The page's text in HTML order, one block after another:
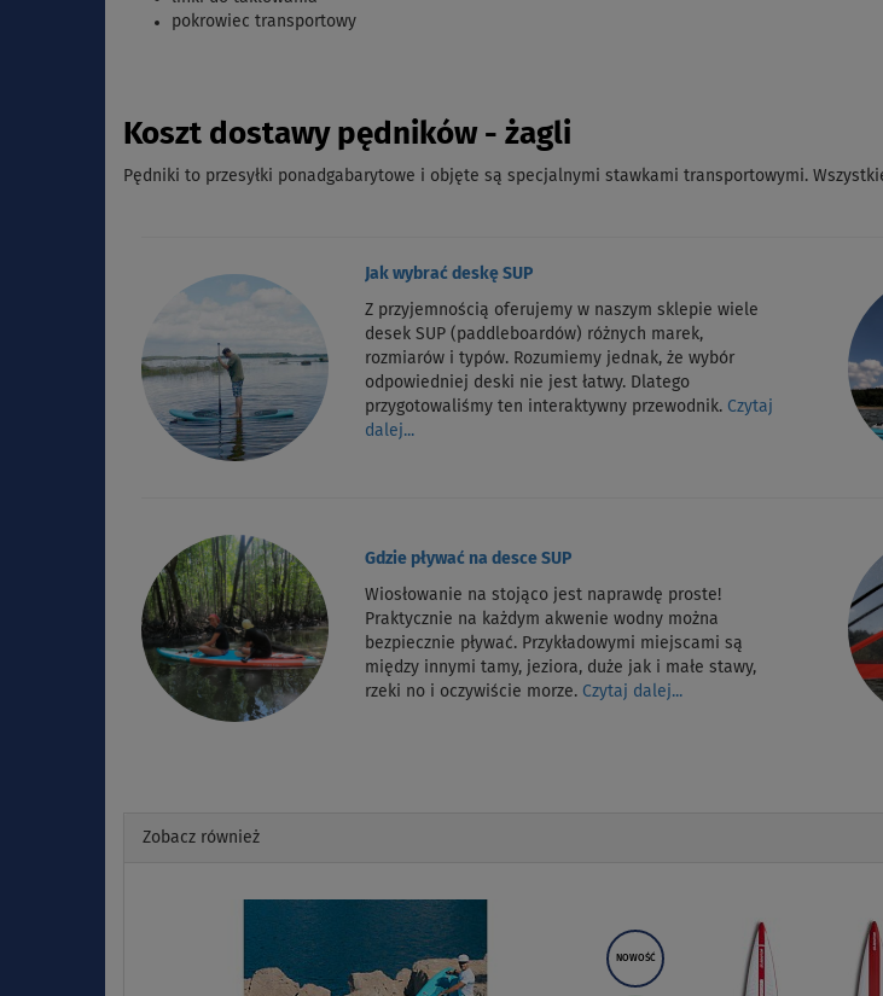
pokrowiec transportowy
Koszt dostawy pędników - żagli
Pędniki to przesyłki ponadgabarytowe i objęte są specjalnymi stawkami transportowymi.
Jak wybrać deskę SUP
Z przyjemnością oferujemy w naszym sklepie wiele
desek SUP (paddleboardów) różnych marek,
rozmiarów i typów. Rozumiemy jednak, że wybór
odpowiedniej deski nie jest łatwy. Dlatego
przygotowaliśmy ten interaktywny przewodnik. Czytaj
dalej...
Gdzie pływać na desce SUP
Wiosłowanie na stojąco jest naprawdę proste!
Praktycznie na każdym akwenie wodny można
bezpiecznie pływać. Przykładowymi miejscami są
między innymi tamy, jeziora, duże jak i małe stawy,
rzeki no i oczywiście morze. Czytaj dalej...
Zobacz również
NOWOŚĆ